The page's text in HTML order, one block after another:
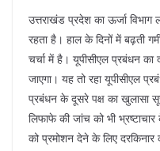
उत्तराखंड प्रदेश का ऊर्जा
रहता है। हाल के दिनों में बढ़ती
चर्चा में है। यूपीसीएल प्रबंधन का
जाएगा। यह तो रहा यूपीसीएल
प्रबंधन के दूसरे पक्ष का खुलासा
लिफाफे की जांच को भी
को प्रमोशन देने के लिए दरकिनार